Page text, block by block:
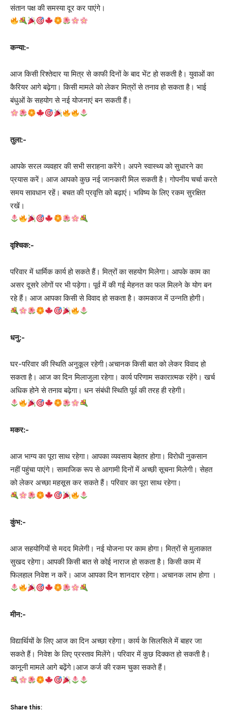
संतान पक्ष की समस्या दूर कर पाएंगे।
कन्या:-
आज किसी रिश्तेदार या मित्र से काफी दिनों के बाद भेंट हो सकती है। युवाओं का
कैरियर आगे बढ़ेगा। किसी मामले को लेकर मित्रों से तनाव हो सकता है। भाई
बंधुओं के सहयोग से नई योजनाएं बन सकती हैं।
तुला:-
आपके सरल व्यवहार की सभी सराहना करेंगे। अपने स्वास्थ्य को सुधारने का
प्रयास करें। आज आपको कुछ नई जानकारी मिल सकती है। गोपनीय चर्चा करते
समय सावधान रहें। बचत की प्रवृत्ति को बढ़ाएं। भविष्य के लिए रकम सुरक्षित
रखें।
वृश्चिक:-
परिवार में धार्मिक कार्य हो सकते हैं। मित्रों का सहयोग मिलेगा। आपके काम का
असर दूसरे लोगों पर भी पड़ेगा। पूर्व में की गई मेहनत का फल मिलने के योग बन
रहे हैं। आज आपका किसी से विवाद हो सकता है। कामकाज में उन्नति होगी।
धनु:-
घर-परिवार की स्थिति अनुकूल रहेगी।अचानक किसी बात को लेकर विवाद हो
सकता है। आज का दिन मिलाजुला रहेगा। कार्य परिणाम सकारात्मक रहेंगे। खर्च
अधिक होने से तनाव बढ़ेगा। धन संबंधी स्थिति पूर्व की तरह ही रहेगी।
मकर:-
आज भाग्य का पूरा साथ रहेगा। आपका व्यवसाय बेहतर होगा। विरोधी नुकसान
नहीं पहुंचा पाएंगे। सामाजिक रूप से आगामी दिनों में अच्छी सूचना मिलेगी। सेहत
को लेकर अच्छा महसूस कर सकते हैं। परिवार का पूरा साथ रहेगा।
कुंभ:-
आज सहयोगियों से मदद मिलेगी। नई योजना पर काम होगा। मित्रों से मुलाकात
सुखद रहेगा। आपकी किसी बात से कोई नाराज हो सकता है। किसी काम में
फिलहाल निवेश न करें। आज आपका दिन शानदार रहेगा। अचानक लाभ होगा ।
मीन:-
विद्यार्थियों के लिए आज का दिन अच्छा रहेगा। कार्य के सिलसिले में बाहर जा
सकते हैं। निवेश के लिए प्रस्ताव मिलेंगे। परिवार में कुछ दिक्कत हो सकती है।
कानूनी मामले आगे बढ़ेंगे।आज कर्ज की रकम चुका सकते हैं।
Share this: